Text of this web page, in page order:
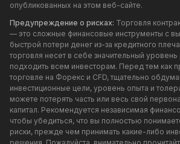
опубликованных на этом веб-сайте.
Предупреждение о рисках: Торговля
— это сложные финансовые инструменты с
быстрой потери денег из-за кредитного
торговля несет в себе значительный
подходить всем инвесторам. Перед тем как
торговле на Форекс и CFD, тщательно
инвестиционные цели, уровень опыта и
можете потерять часть или весь свой
капитал. Рекомендуется независимая
чтобы убедиться, что вы полностью
риски, прежде чем принимать какие-либо